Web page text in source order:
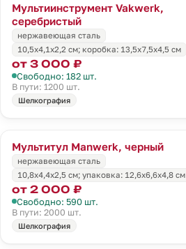
Мультиинструмент Vakwerk,
серебристый
нержавеющая сталь
10,5х4,1х2,2 см; коробка: 13,5x7,5x4,5 см
от 3 000 ₽
Свободно: 182 шт.
В пути: 1200 шт.
Шелкография
Мультитул Manwerk, черный
нержавеющая сталь
10,8x4,4x2,5 см; упаковка: 12,6х6,6х4,8 см
от 2 000 ₽
Свободно: 590 шт.
В пути: 2000 шт.
Шелкография